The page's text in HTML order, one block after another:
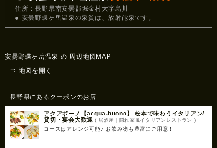
住所：長野県南安曇郡堀金村大字烏川
● 安曇野蝶ヶ岳温泉の泉質は、放射能泉です。
安曇野蝶ヶ岳温泉 の 周辺地図MAP
⇒ 地図を開く
長野県にあるクーポンのお店
アクアボーノ【acqua-buono】 松本で味わうイタリアン/
貸切・宴会大歓迎 ( 居酒屋｜隠れ家風イタリアンレストラン )
コースはアレンジ可能♪ お飲み物も豊富にご用意！